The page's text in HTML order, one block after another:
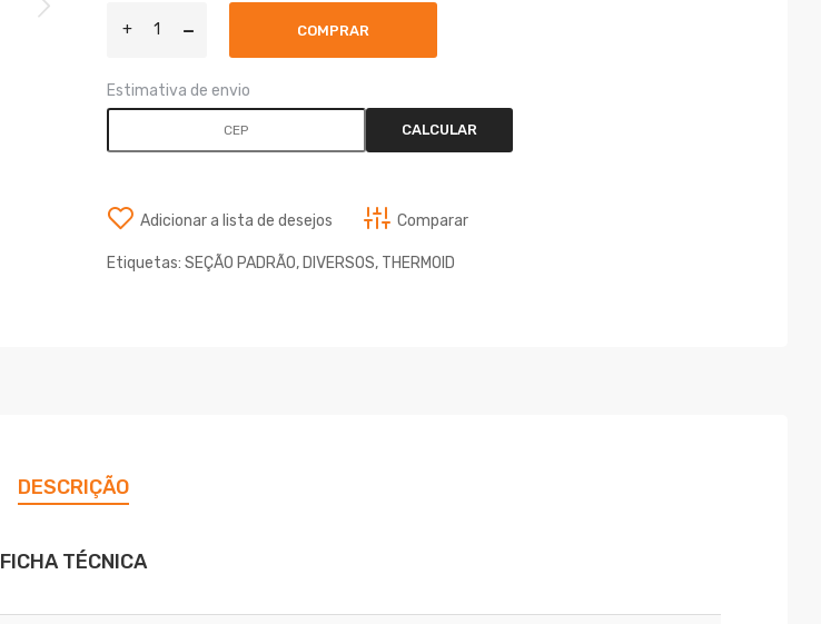
COMPRAR
Estimativa de envio
CALCULAR
Adicionar a lista de desejos Comparar
Etiquetas: SEÇÃO PADRÃO, DIVERSOS, THERMOID
DESCRIÇÃO
FICHA TÉCNICA